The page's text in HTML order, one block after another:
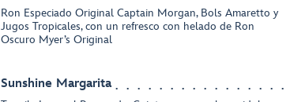
Ron Especiado Original Captain Morgan, Bols Amaretto y
Jugos Tropicales, con un refresco con helado de Ron
Oscuro Myer’s Original
Sunshine Margarita